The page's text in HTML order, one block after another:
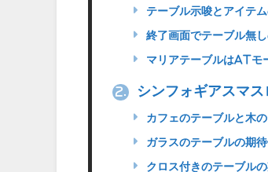
テーブル示唆とアイテ
終了画面でテーブル無
マリアテーブルはATモ
2. シンフォギアスマ
カフェのテーブルと木
ガラスのテーブルの期
クロス付きのテーブル